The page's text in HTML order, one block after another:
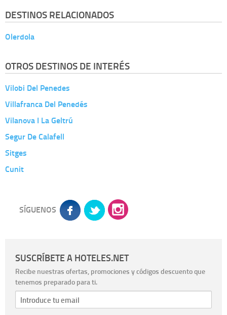
DESTINOS RELACIONADOS
Olerdola
OTROS DESTINOS DE INTERÉS
Vilobi Del Penedes
Villafranca Del Penedés
Vilanova I La Geltrú
Segur De Calafell
Sitges
Cunit
SÍGUENOS
SUSCRÍBETE A HOTELES.NET
Recibe nuestras ofertas, promociones y códigos descuento que
tenemos preparado para ti.